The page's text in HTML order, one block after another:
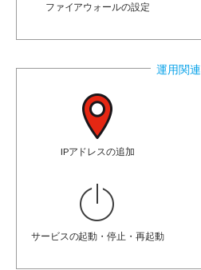
ファイアウォールの設定
運用関連
IPアドレスの追加
サービスの起動・停止・再起動